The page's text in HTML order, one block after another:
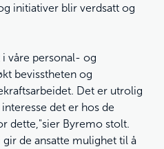
initiativer blir verdsatt og
våre personal- og
bevisstheten og
Det er utrolig
det er hos de
dette,"sier Byremo stolt.
de ansatte mulighet til å